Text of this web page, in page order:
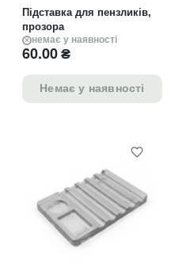
немає у наявності
Підставка для пензликів,
прозора
60.00₴
Немає у наявності